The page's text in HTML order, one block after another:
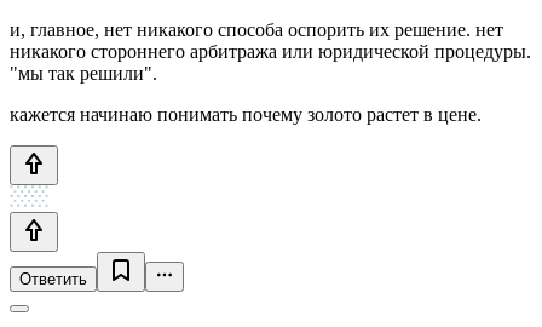
и, главное, нет никакого способа оспорить их решение. нет
никакого стороннего арбитража или юридической процедуры.
"мы так решили".
кажется начинаю понимать почему золото растет в цене.
Ответить